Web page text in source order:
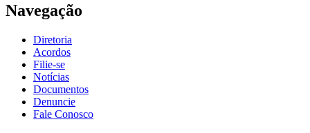
Navegação
Diretoria
Acordos
Filie-se
Notícias
Documentos
Denuncie
Fale Conosco